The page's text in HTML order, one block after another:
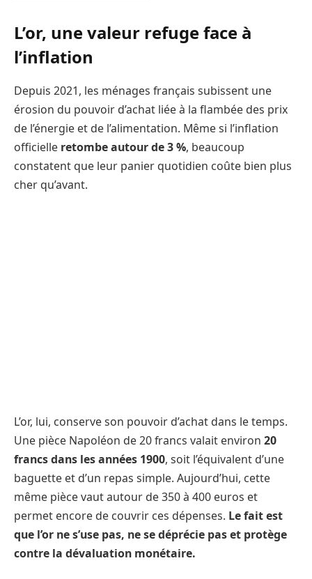
L’or, une valeur refuge face à
l’inflation
Depuis 2021, les ménages français subissent une
érosion du pouvoir d’achat liée à la flambée des prix
de l’énergie et de l’alimentation. Même si l’inflation
officielle retombe autour de 3 %, beaucoup
constatent que leur panier quotidien coûte bien plus
cher qu’avant.
L’or, lui, conserve son pouvoir d’achat dans le temps.
Une pièce Napoléon de 20 francs valait environ 20
francs dans les années 1900, soit l’équivalent d’une
baguette et d’un repas simple. Aujourd’hui, cette
même pièce vaut autour de 350 à 400 euros et
permet encore de couvrir ces dépenses. Le fait est
que l’or ne s’use pas, ne se déprécie pas et protège
contre la dévaluation monétaire.